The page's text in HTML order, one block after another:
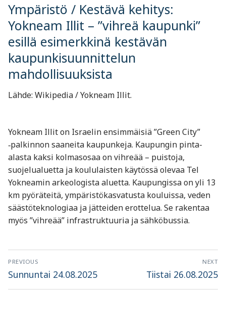
Ympäristö / Kestävä kehitys:
Yokneam Illit – ”vihreä kaupunki”
esillä esimerkkinä kestävän
kaupunkisuunnittelun
mahdollisuuksista
Lähde: Wikipedia / Yokneam Illit.
Yokneam Illit on Israelin ensimmäisiä ”Green City”
‑palkinnon saaneita kaupunkeja. Kaupungin pinta-
alasta kaksi kolmasosaa on vihreää – puistoja,
suojelualuetta ja koululaisten käytössä olevaa Tel
Yokneamin arkeologista aluetta. Kaupungissa on yli 13
km pyöräteitä, ympäristökasvatusta kouluissa, veden
säästöteknologiaa ja jätteiden erottelua. Se rakentaa
myös ”vihreää” infrastruktuuria ja sähköbussia.
Artikkelien
selaus
PREVIOUS
Previous
Sunnuntai 24.08.2025
NEXT
Next
Tiistai 26.08.2025